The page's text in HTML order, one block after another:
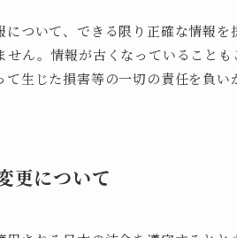
について、できる限り正確な情報
ん。情報が古くなっていることも
生じた損害等の一切の責任を負い
更について